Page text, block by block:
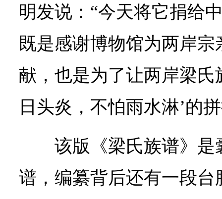
明发说：“今天将它捐给
既是感谢博物馆为两岸
献，也是为了让两岸梁氏
日头炎，不怕雨水淋’的
该版《梁氏族谱》
谱，编纂背后还有一段台